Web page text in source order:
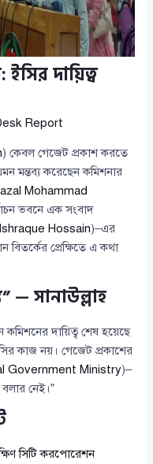
দায়িত্ব
Report
) কেবল গেজেট প্রকাশ করতে
মন্তব্য করেছেন কমিশনার
Mohammad
ভবনে এক সংবাদ
Ishraque Hossain)–এর
বিতর্কের প্রেক্ষিতে এ কথা
— সানাউল্লাহ
কমিশনের দায়িত্ব শেষ হয়েছে
কাজ নয়। গেজেট প্রকাশের
Government Ministry)–
নেই।”
সিটি করপোরেশন